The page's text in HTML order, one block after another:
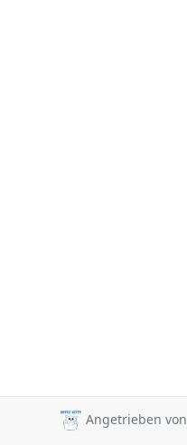
Angetrieben von